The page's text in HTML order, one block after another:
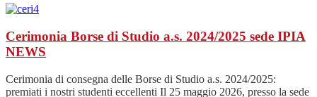
Cerimonia Borse di Studio a.s. 2024/2025 sede IPIA
NEWS
Cerimonia di consegna delle Borse di Studio a.s. 2024/2025:
premiati i nostri studenti eccellenti Il 25 maggio 2026, presso la sede